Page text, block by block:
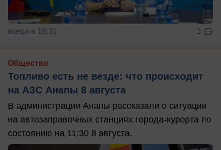
вчера в 16:31 1
Общество
Топливо есть не везде: что происходит
на АЗС Анапы 8 августа
В администрации Анапы рассказали о ситуации
на автозаправочных станциях города-курорта по
состоянию на 11:30 8 августа.